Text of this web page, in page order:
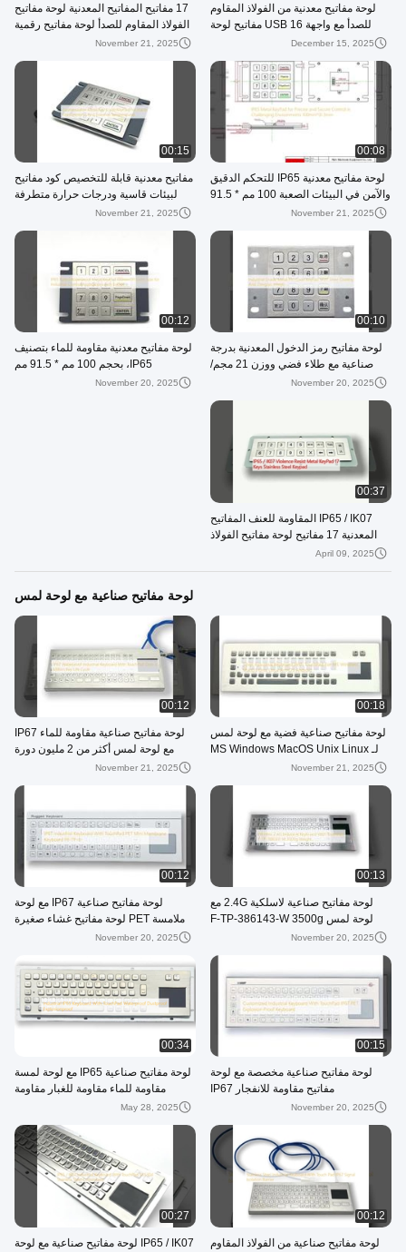
لوحة مفاتيح معدنية من الفولاذ المقاوم
للصدأ مع واجهة USB 16 مفاتيح لوحة
مفاتيح رقمية صناعيةDecember 15, 2025
17 مفاتيح المفاتيح المعدنية لوحة مفاتيح
الفولاذ المقاوم للصدأ لوحة مفاتيح رقمية
November 21, 2025
00:08
لوحة مفاتيح معدنية IP65 للتحكم الدقيق
والآمن في البيئات الصعبة 100 مم * 91.5
November 21, 2025
00:15
مفاتيح معدنية قابلة للتخصيص كود مفاتيح
لبيئات قاسية ودرجات حرارة متطرفة
November 21, 2025
00:10
لوحة مفاتيح رمز الدخول المعدنية بدرجة
صناعية مع طلاء فضي ووزن 21 مجم/
November 20, 2025
00:12
لوحة مفاتيح معدنية مقاومة للماء بتصنيف
IP65، بحجم 100 مم * 91.5 مم
لتطبيقات التحكم الصناعي مع إضاءة
November 20, 2025
00:37
IP65 / IK07 المقاومة للعنف المفاتيح
المعدنية 17 مفاتيح لوحة مفاتيح الفولاذ
April 09, 2025
لوحة مفاتيح صناعية مع لوحة لمس
00:18
لوحة مفاتيح صناعية فضية مع لوحة لمس
لـ MS Windows MacOS Unix Linux
November 21, 2025
00:12
لوحة مفاتيح صناعية مقاومة للماء IP67
مع لوحة لمس أكثر من 2 مليون دورة
November 21, 2025
00:13
لوحة مفاتيح صناعية لاسلكية 2.4G مع
لوحة لمس F-TP-386143-W 3500g
November 20, 2025
00:12
لوحة مفاتيح صناعية IP67 مع لوحة
ملامسة PET لوحة مفاتيح غشاء صغيرة
November 20, 2025
00:15
لوحة مفاتيح صناعية مخصصة مع لوحة
مفاتيح مقاومة للانفجار IP67
November 20, 2025
00:34
لوحة مفاتيح صناعية IP65 مع لوحة لمسة
مقاومة للماء مقاومة للغبار مقاومة
May 28, 2025
00:12
لوحة مفاتيح صناعية من الفولاذ المقاوم
00:27
IP65 / IK07 لوحة مفاتيح صناعية مع لوحة